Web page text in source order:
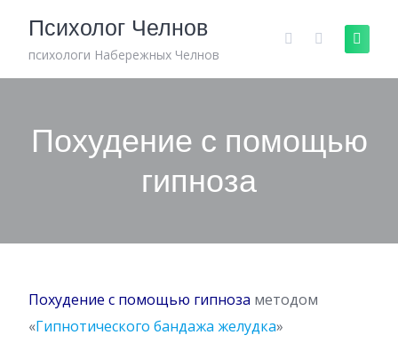
content
Психолог Челнов
психологи Набережных Челнов
Похудение с помощью
гипноза
Похудение с помощью гипноза методом
«Гипнотического бандажа желудка»